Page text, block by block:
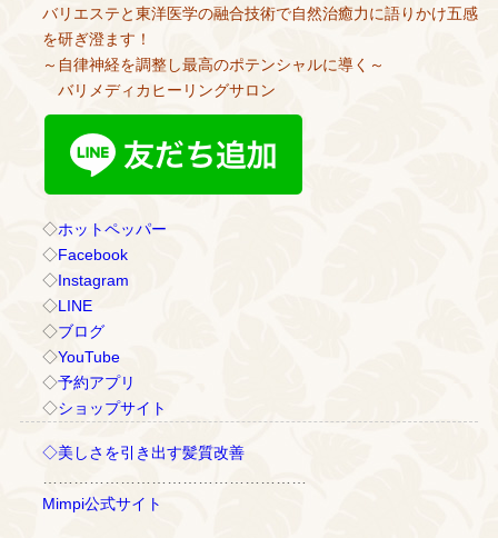
バリエステと東洋医学の融合技術で自然治癒力に語りかけ五感
を研ぎ澄ます！
～自律神経を調整し最高のポテンシャルに導く～
バリメディカヒーリングサロン
◇ホットペッパー
◇Facebook
◇Instagram
◇LINE
◇ブログ
◇YouTube
◇予約アプリ
◇ショップサイト
◇美しさを引き出す髪質改善
Mimpi公式サイト